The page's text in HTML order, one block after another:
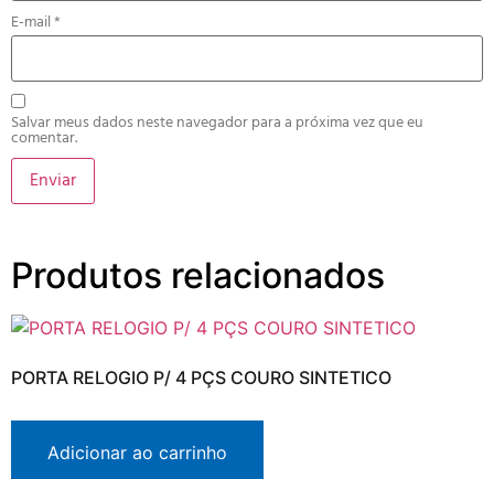
E-mail*
Salvar meus dados neste navegador para a próxima vez que eu
comentar.
Produtos relacionados
PORTA RELOGIO P/ 4 PÇS COURO SINTETICO
Adicionar ao carrinho